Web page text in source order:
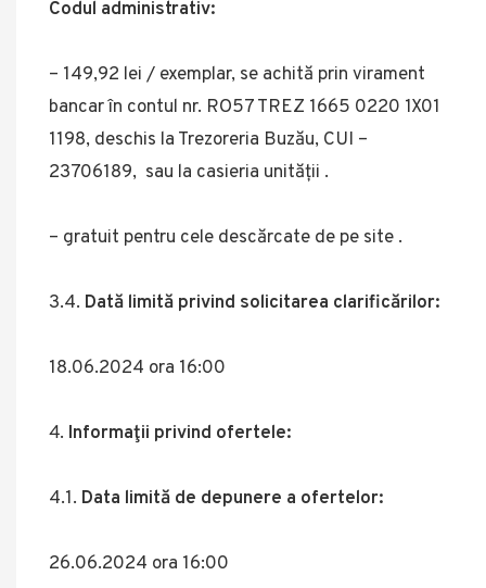
Codul administrativ:
– 149,92 lei / exemplar, se achită prin virament
bancar în contul nr. RO57 TREZ 1665 0220 1X01
1198, deschis la Trezoreria Buzău, CUI –
23706189, sau la casieria unității .
– gratuit pentru cele descărcate de pe site .
3.4. Dată limită privind solicitarea clarificărilor:
18.06.2024 ora 16:00
Informaţii privind ofertele:
4.1. Data limită de depunere a ofertelor:
26.06.2024 ora 16:00